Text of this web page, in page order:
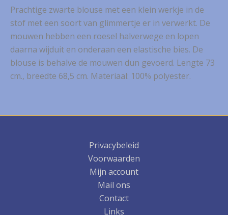
Prachtige zwarte blouse met een klein werkje in de
stof met een soort van glimmertje er in verwerkt. De
mouwen hebben een roesel halverwege en lopen
daarna wijduit en onderaan een elastische bies. De
blouse is behalve de mouwen dun gevoerd. Lengte 73
cm., breedte 68,5 cm. Materiaal: 100% polyester.
Privacybeleid
Voorwaarden
Mijn account
Mail ons
Contact
Links